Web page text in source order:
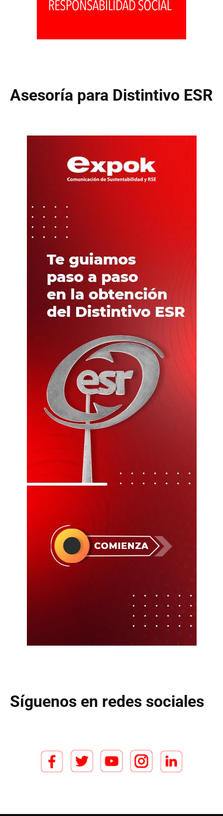
Asesoría para Distintivo ESR
Síguenos en redes sociales